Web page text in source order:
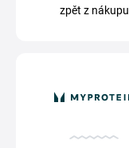
zpět z nákupu